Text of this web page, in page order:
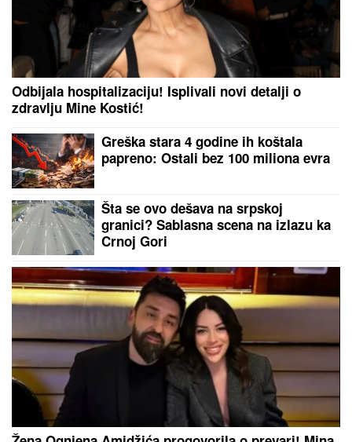
Odbijala hospitalizaciju! Isplivali novi detalji o
zdravlju Mine Kostić!
Greška stara 4 godine ih koštala
papreno: Ostali bez 100 miliona evra
Šta se ovo dešava na srpskoj
granici? Sablasna scena na izlazu ka
Crnoj Gori